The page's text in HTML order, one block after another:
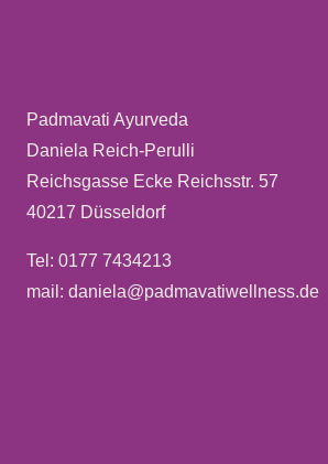
Padmavati Ayurveda
Daniela Reich-Perulli
Reichsgasse Ecke Reichsstr. 57
40217 Düsseldorf
Tel: 0177 7434213
mail: daniela@padmavatiwellness.de